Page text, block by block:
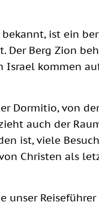
ist ein
Der Berg Zion
Israel kommen
Dormitio, von
auch der
ist, viele
Christen als
unser